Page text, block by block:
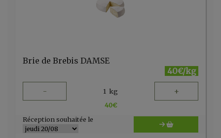
Brie de Brebis DAMSE
40€/kg
- 1 kg +
40€
Réception souhaitée le